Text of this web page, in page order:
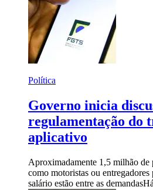
Política
Governo inicia
regulamentação do
aplicativo
Aproximadamente 1,5 milhão de
como motoristas ou entregadores
salário estão entre as demandas